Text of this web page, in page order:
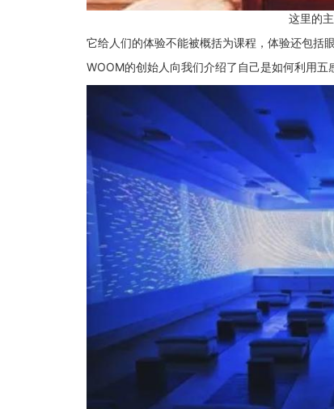
这里的
它给人们的体验不能被概括为课程，体验还包括
WOOM的创始人向我们介绍了自己是如何利用五